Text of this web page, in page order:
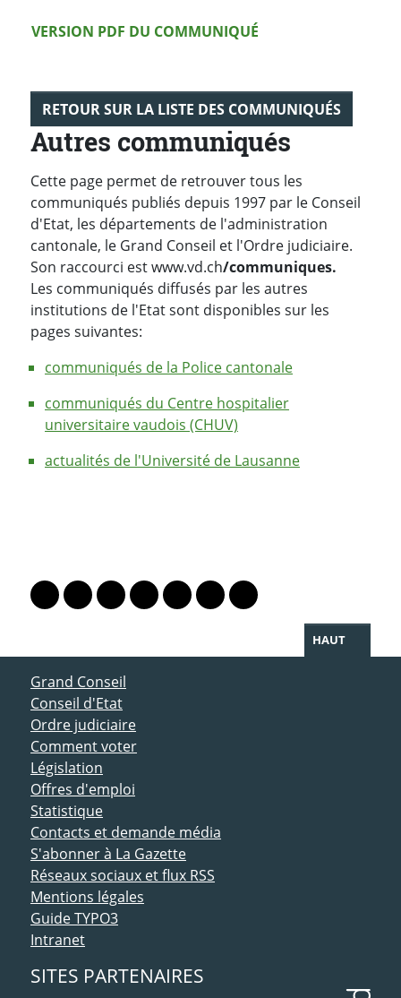
Version PDF
VERSION PDF DU COMMUNIQUÉ
RETOUR SUR LA LISTE DES COMMUNIQUÉS
Autres communiqués
Cette page permet de retrouver tous les
communiqués publiés depuis 1997 par le Conseil
d'Etat, les départements de l'administration
cantonale, le Grand Conseil et l'Ordre judiciaire.
Son raccourci est www.vd.ch/communiques.
Les communiqués diffusés par les autres
institutions de l'Etat sont disponibles sur les
pages suivantes:
communiqués de la Police cantonale
communiqués du Centre hospitalier
universitaire vaudois (CHUV)
actualités de l'Université de Lausanne
Lien vers le profil Mastodon
Lien vers le profil Bluesky
Lien vers le profil Instagram
Lien vers le profil Linkedin
Lien vers le profil Facebook
Lien vers le profil Twitter
Partager par WhatsApp
HAUT
ACCÈS DIRECT
Grand Conseil
Conseil d'Etat
Ordre judiciaire
Comment voter
Législation
Offres d'emploi
Statistique
Contacts et demande média
S'abonner à La Gazette
Réseaux sociaux et flux RSS
Mentions légales
Guide TYPO3
Intranet
SITES PARTENAIRES